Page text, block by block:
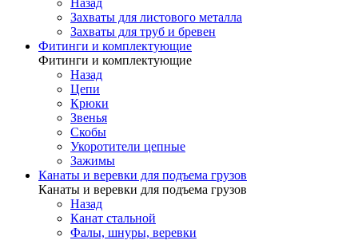
Назад
Захваты для листового металла
Захваты для труб и бревен
Фитинги и комплектующие
Фитинги и комплектующие
Назад
Цепи
Крюки
Звенья
Скобы
Укоротители цепные
Зажимы
Канаты и веревки для подъема грузов
Канаты и веревки для подъема грузов
Назад
Канат стальной
Фалы, шнуры, веревки